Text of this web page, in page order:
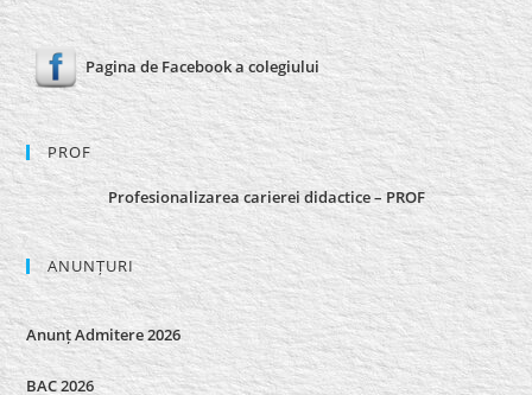
Pagina de Facebook a colegiului
PROF
Profesionalizarea carierei didactice – PROF
ANUNȚURI
Anunț Admitere 2026
BAC 2026